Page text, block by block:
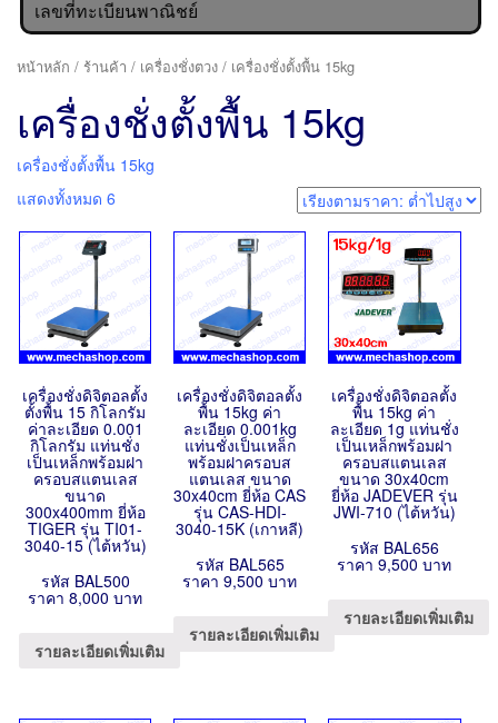
เลขที่ทะเบียนพาณิชย์
หน้าหลัก / ร้านค้า / เครื่องชั่งตวง / เครื่องชั่งตั้งพื้น 15kg
เครื่องชั่งตั้งพื้น 15kg
เครื่องชั่งตั้งพื้น 15kg
แสดงทั้งหมด 6
เครื่องชั่งดิจิตอลตั้ง
ตั้งพื้น 15 กิโลกรัม
ค่าละเอียด 0.001
กิโลกรัม แท่นชั่ง
เป็นเหล็กพร้อมฝา
ครอบสแตนเลส
ขนาด
300x400mm ยี่ห้อ
TIGER รุ่น TI01-
3040-15 (ไต้หวัน)
รหัส BAL500
ราคา 8,000 บาท
รายละเอียดเพิ่มเติม
เครื่องชั่งดิจิตอลตั้ง
พื้น 15kg ค่า
ละเอียด 0.001kg
แท่นชั่งเป็นเหล็ก
พร้อมฝาครอบส
แตนเลส ขนาด
30x40cm ยี่ห้อ CAS
รุ่น CAS-HDI-
3040-15K (เกาหลี)
รหัส BAL565
ราคา 9,500 บาท
รายละเอียดเพิ่มเติม
เครื่องชั่งดิจิตอลตั้ง
พื้น 15kg ค่า
ละเอียด 1g แท่นชั่ง
เป็นเหล็กพร้อมฝา
ครอบสแตนเลส
ขนาด 30x40cm
ยี่ห้อ JADEVER รุ่น
JWI-710 (ไต้หวัน)
รหัส BAL656
ราคา 9,500 บาท
รายละเอียดเพิ่มเติม